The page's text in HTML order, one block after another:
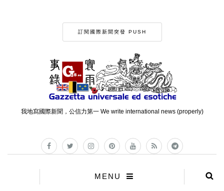
訂閱國際新聞突發 PUSH
我地寫國際新聞，公信力第一 We write international news (properly)
MENU